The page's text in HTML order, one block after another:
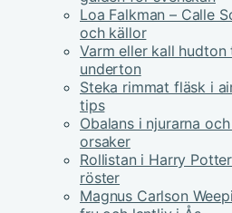
Loa Falkman – Calle
och källor
Varm eller kall
underton
Steka rimmat fläsk i
tips
Obalans i njurarna
orsaker
Rollistan i Harry
röster
Magnus Carlson